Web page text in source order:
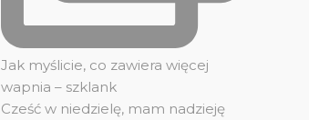
Jak myślicie, co zawiera więcej
wapnia – szklank
Cześć w niedzielę, mam nadzieję